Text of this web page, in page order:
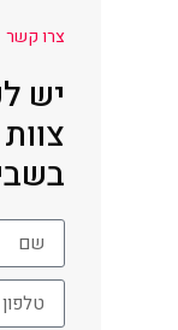
צרו קשר
יש